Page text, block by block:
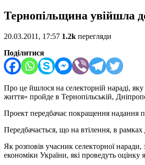
Тернопільщина увійшла
20.03.2011, 17:57 1.2k перегляди
Поділитися
Про це йшлося на селекторній нараді,
життя» пройде в Тернопільській,
Проект передбачає покращення надання
Передбачається, що на втілення, в
Як розповів учасник селекторної
економіки України, які проведуть